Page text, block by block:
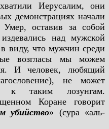
Иерусалим, они
демонстрациях начали
оставив за собой
над мужской
виду, что мужчин среди
возгласы мы можем
И человек, любящий
не может
к таким лозунгам.
Коране говорит
убийство» (сура «аль-